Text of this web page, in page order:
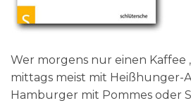
Wer morgens nur einen Kaffee
mittags meist mit Heißhunger-
Hamburger mit Pommes oder